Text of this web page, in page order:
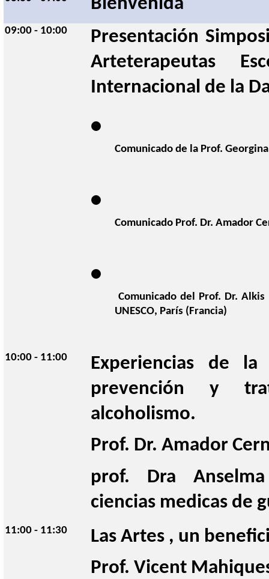
09:00 - 10:00
Presentación
Arteterapeutas
Internacional de la
Comunicado de la Prof.
Comunicado Prof. Dr. Amador
UNESCO, París (Francia)
10:00 - 11:00
Experiencias de
prevención y
alcoholismo.
Prof. Dr. Amador
prof. Dra
ciencias medicas de
11:00 - 11:30
Las Artes , un
Prof. Vicent